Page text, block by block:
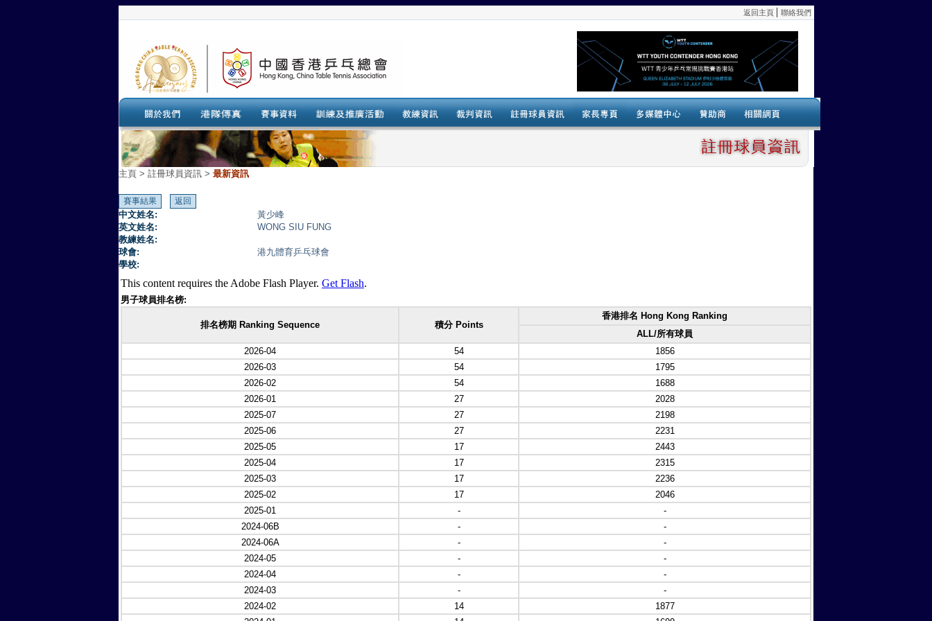
主頁 > 註冊球員資訊 > 最新資訊
中文姓名:
黃少峰
英文姓名:
WONG SIU FUNG
教練姓名:
球會:
港九體育乒乓球會
學校:
This content requires the Adobe Flash Player. Get Flash.
男子球員排名榜:
排名榜期 Ranking Sequence 積分 Points
香港排名 Hong Kong Ranking
ALL/所有球員
2026-04
54
1856
2026-03
54
1795
2026-02
54
1688
2026-01
27
2028
2025-07
27
2198
2025-06
27
2231
2025-05
17
2443
2025-04
17
2315
2025-03
17
2236
2025-02
17
2046
2025-01
-
-
2024-06B
-
-
2024-06A
-
-
2024-05
-
-
2024-04
-
-
2024-03
-
-
2024-02
14
1877